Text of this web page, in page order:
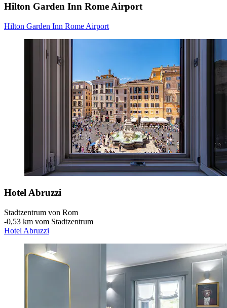
Hilton Garden Inn Rome Airport
Hilton Garden Inn Rome Airport
Hotel Abruzzi
Stadtzentrum von Rom
‐0,53 km vom Stadtzentrum
Hotel Abruzzi